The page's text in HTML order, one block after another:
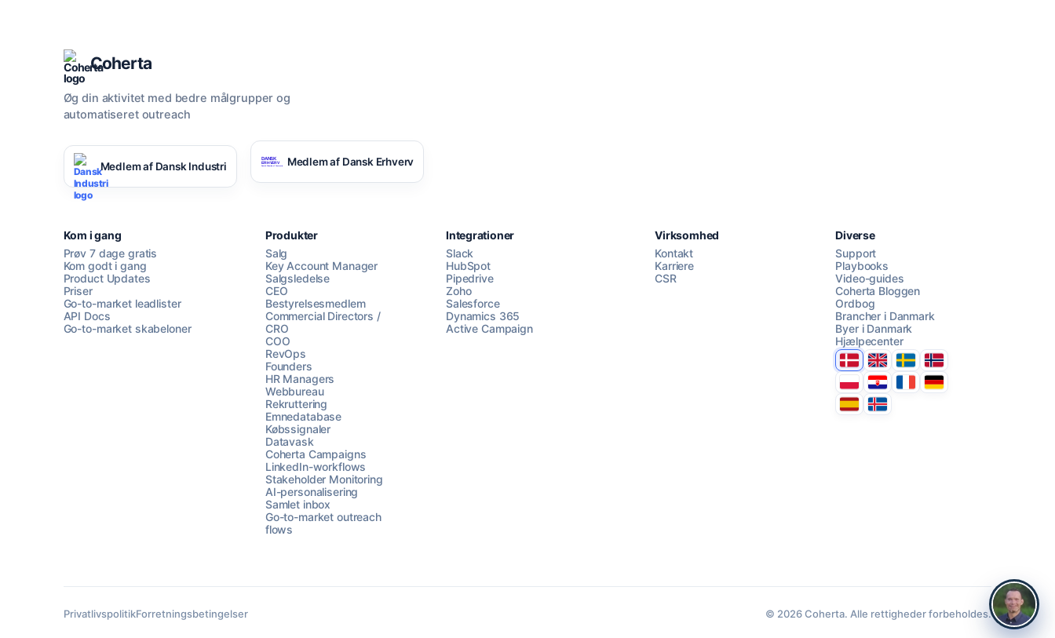
AI Campaign Assist
Coherta
Øg din aktivitet med bedre målgrupper og
automatiseret outreach
Medlem af Dansk Industri Medlem af Dansk Erhverv
Kom i gang
Prøv 7 dage gratis
Kom godt i gang
Product Updates
Priser
Go-to-market leadlister
API Docs
Go-to-market skabeloner
Produkter
Salg
Key Account Manager
Salgsledelse
CEO
Bestyrelsesmedlem
Commercial Directors /
CRO
COO
RevOps
Founders
HR Managers
Webbureau
Rekruttering
Emnedatabase
Købssignaler
Datavask
Coherta Campaigns
LinkedIn-workflows
Stakeholder Monitoring
AI-personalisering
Samlet inbox
Go-to-market outreach
flows
Integrationer
Slack
HubSpot
Pipedrive
Zoho
Salesforce
Dynamics 365
Active Campaign
Virksomhed
Kontakt
Karriere
CSR
Diverse
Support
Playbooks
Video-guides
Coherta Bloggen
Ordbog
Brancher i Danmark
Byer i Danmark
Hjælpecenter
DanmarkUnited Kingdom
SverigeNorge
PolskaHrvatskaFranceDeutschland
EspanaÍsland
PrivatlivspolitikForretningsbetingelser © 2026 Coherta. Alle rettigheder forbeholdes.